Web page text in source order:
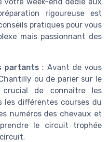
rigoureuse est
pratiques pour vous
mais passionnant des
partants : Avant de vous
ou de parier sur le
de connaître les
les différentes courses du
numéros des chevaux et
le circuit trophée